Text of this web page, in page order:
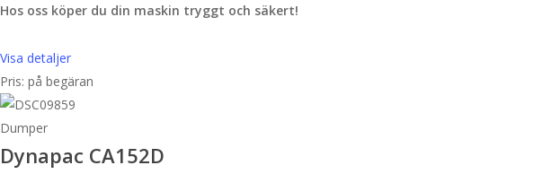
Hos oss köper du din maskin tryggt och säkert!
Visa detaljer
Pris: på begäran
Dumper
Dynapac CA152D